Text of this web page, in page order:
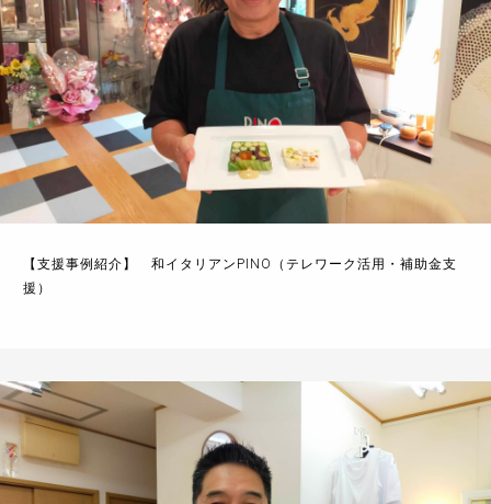
【支援事例紹介】 和イタリアンPINO（テレワーク活用・補助金支
援）